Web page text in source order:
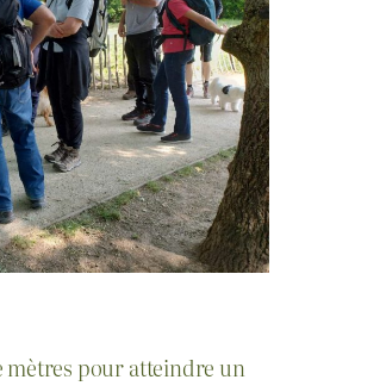
mètres pour atteindre un